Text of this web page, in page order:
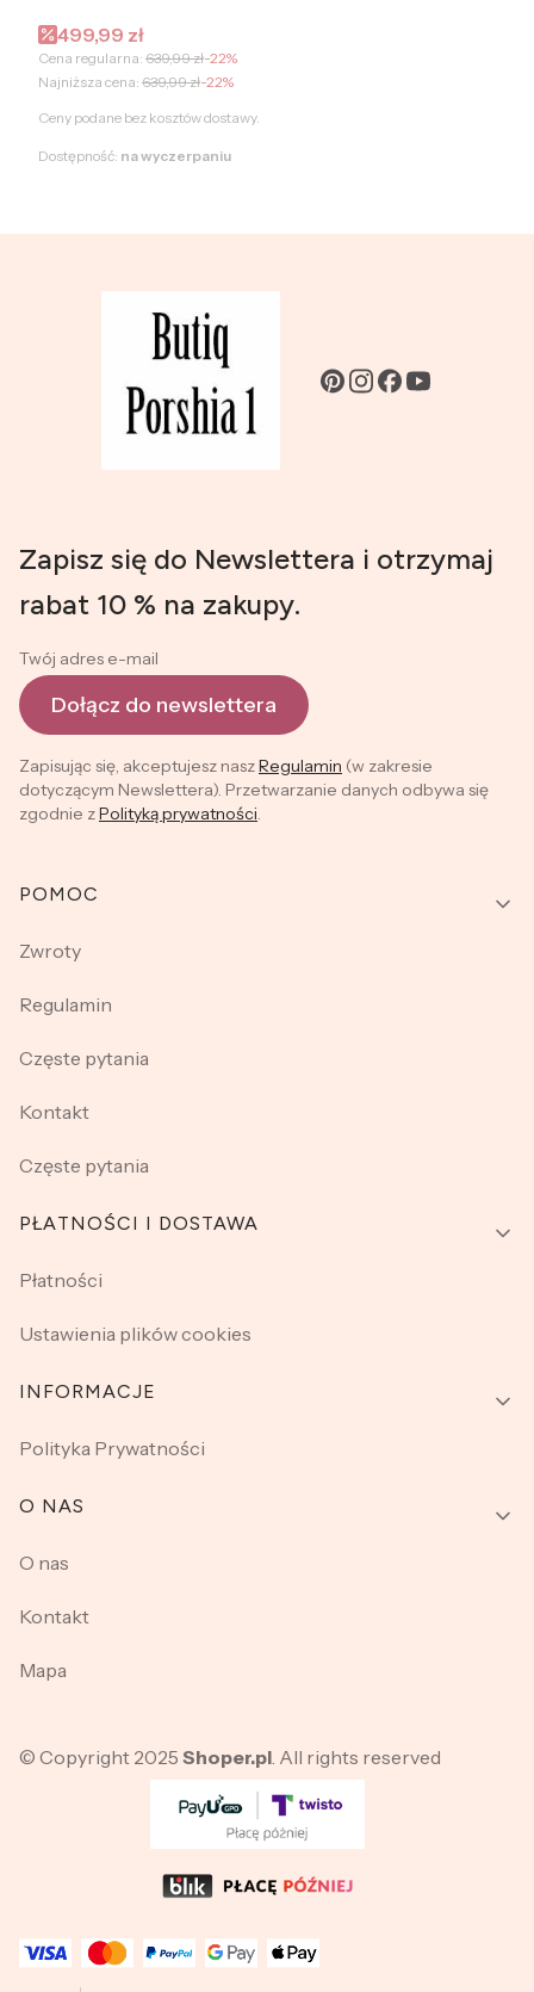
Cena promocyjna
499,99 zł
Cena regularna: 639,99 zł-22%
Najniższa cena: 639,99 zł-22%
Ceny podane bez kosztów dostawy.
Dostępność: na wyczerpaniu
Zapisz się do Newslettera i otrzymaj
rabat 10 % na zakupy.
Twój adres e-mail
Dołącz do newslettera
Zapisując się, akceptujesz naszRegulamin (w zakresie
dotyczącym Newslettera). Przetwarzanie danych odbywa się
zgodnie zPolityką prywatności.
Linki w stopce
POMOC
Zwroty
Regulamin
Częste pytania
Kontakt
Częste pytania
PŁATNOŚCI I DOSTAWA
Płatności
Ustawienia plików cookies
INFORMACJE
Polityka Prywatności
O NAS
O nas
Kontakt
Mapa
© Copyright 2025 Shoper.pl. All rights reserved